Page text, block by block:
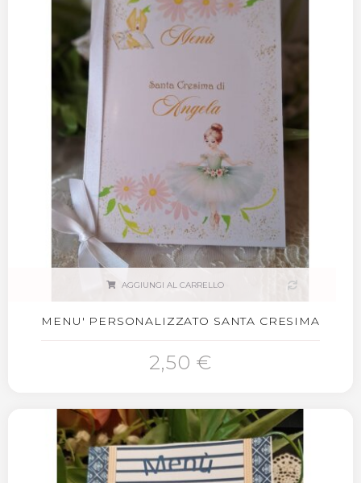
AGGIUNGI AL CARRELLO
MENU' PERSONALIZZATO SANTA CRESIMA
2,50 €